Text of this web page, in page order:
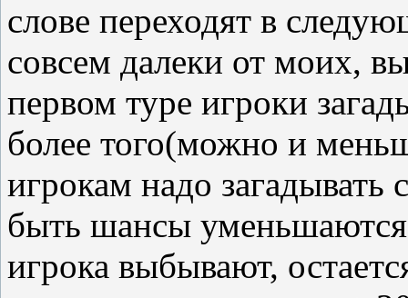
слове переходят в
совсем далеки от моих,
первом туре игроки
более того(можно и
игрокам надо
быть шансы
игрока выбывают,